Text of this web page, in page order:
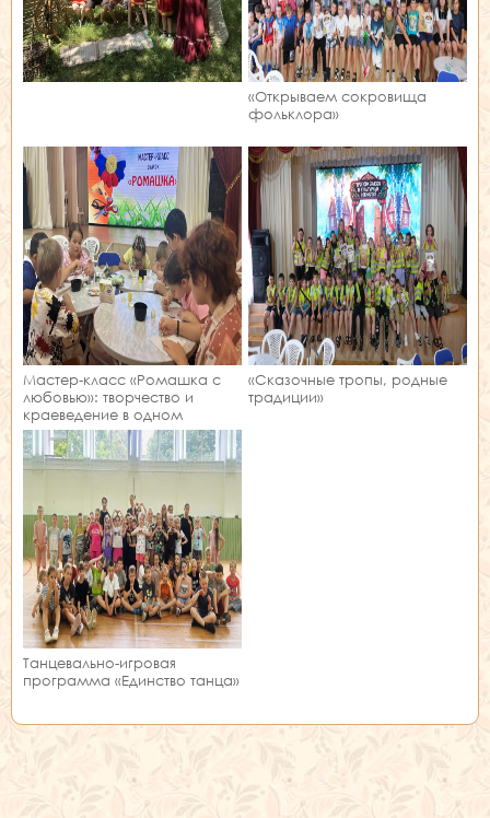
«Открываем сокровища
фольклора»
Мастер‑класс «Ромашка с
любовью»: творчество и
краеведение в одном
занятии!
«Сказочные тропы, родные
традиции»
Танцевально-игровая
программа «Единство танца»